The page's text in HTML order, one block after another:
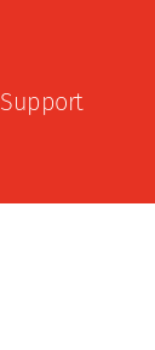
Support